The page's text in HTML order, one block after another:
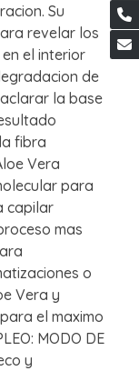
Su
revelar los
el interior
de
la base
fibra
Vera
para
capilar
mas
o
Vera y
el maximo
MODO DE
y